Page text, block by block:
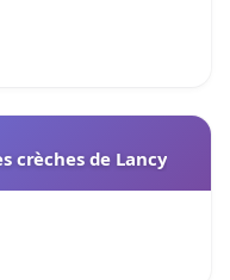
crèches de Lancy